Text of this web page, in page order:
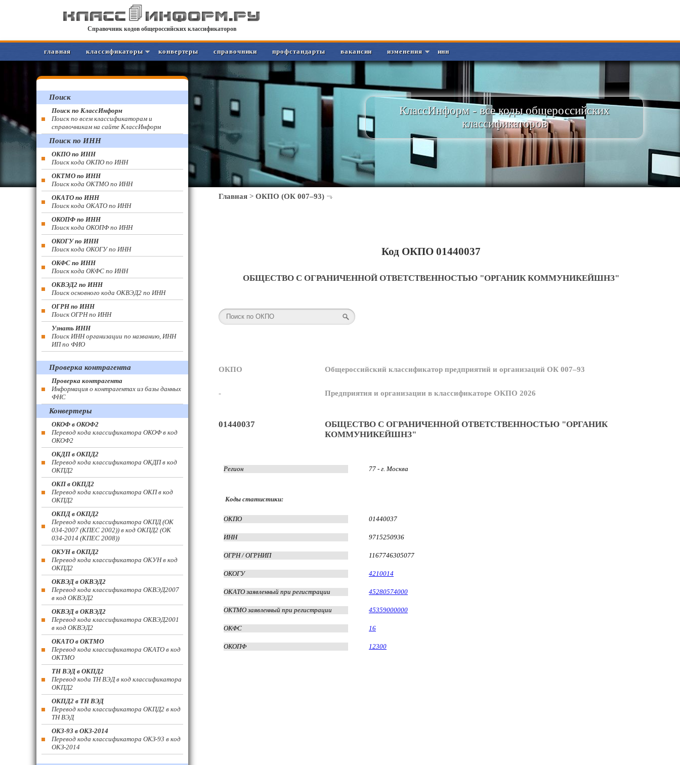
Справочник кодов общероссийских классификаторов
главная классификаторы конвертеры справочники профстандарты вакансии изменения инн
КлассИнформ - все коды общероссийских
классификаторов
Главная > ОКПО (ОК 007–93)
Код ОКПО 01440037
ОБЩЕСТВО С ОГРАНИЧЕННОЙ ОТВЕТСТВЕННОСТЬЮ "ОРГАНИК КОММУНИКЕЙШНЗ"
ОКПО Общероссийский классификатор предприятий и организаций ОК 007–93
- Предприятия и организации в классификаторе ОКПО 2026
01440037
ОБЩЕСТВО С ОГРАНИЧЕННОЙ ОТВЕТСТВЕННОСТЬЮ "ОРГАНИК
КОММУНИКЕЙШНЗ"
Регион 77 - г. Москва
Коды статистики:
ОКПО 01440037
ИНН 9715250936
ОГРН / ОГРНИП 1167746305077
ОКОГУ 4210014
ОКАТО заявленный при регистрации 45280574000
ОКТМО заявленный при регистрации 45359000000
ОКФС 16
ОКОПФ 12300
Поиск
Поиск по КлассИнформ
Поиск по всем классификаторам и
справочникам на сайте КлассИнформ
Поиск по ИНН
ОКПО по ИНН
Поиск кода ОКПО по ИНН
ОКТМО по ИНН
Поиск кода ОКТМО по ИНН
ОКАТО по ИНН
Поиск кода ОКАТО по ИНН
ОКОПФ по ИНН
Поиск кода ОКОПФ по ИНН
ОКОГУ по ИНН
Поиск кода ОКОГУ по ИНН
ОКФС по ИНН
Поиск кода ОКФС по ИНН
ОКВЭД2 по ИНН
Поиск основного кода ОКВЭД2 по ИНН
ОГРН по ИНН
Поиск ОГРН по ИНН
Узнать ИНН
Поиск ИНН организации по названию, ИНН
ИП по ФИО
Проверка контрагента
Проверка контрагента
Информация о контрагентах из базы данных
ФНС
Конвертеры
ОКОФ в ОКОФ2
Перевод кода классификатора ОКОФ в код
ОКОФ2
ОКДП в ОКПД2
Перевод кода классификатора ОКДП в код
ОКПД2
ОКП в ОКПД2
Перевод кода классификатора ОКП в код
ОКПД2
ОКПД в ОКПД2
Перевод кода классификатора ОКПД (ОК
034-2007 (КПЕС 2002)) в код ОКПД2 (ОК
034-2014 (КПЕС 2008))
ОКУН в ОКПД2
Перевод кода классификатора ОКУН в код
ОКПД2
ОКВЭД в ОКВЭД2
Перевод кода классификатора ОКВЭД2007
в код ОКВЭД2
ОКВЭД в ОКВЭД2
Перевод кода классификатора ОКВЭД2001
в код ОКВЭД2
ОКАТО в ОКТМО
Перевод кода классификатора ОКАТО в код
ОКТМО
ТН ВЭД в ОКПД2
Перевод кода ТН ВЭД в код классификатора
ОКПД2
ОКПД2 в ТН ВЭД
Перевод кода классификатора ОКПД2 в код
ТН ВЭД
ОКЗ-93 в ОКЗ-2014
Перевод кода классификатора ОКЗ-93 в код
ОКЗ-2014